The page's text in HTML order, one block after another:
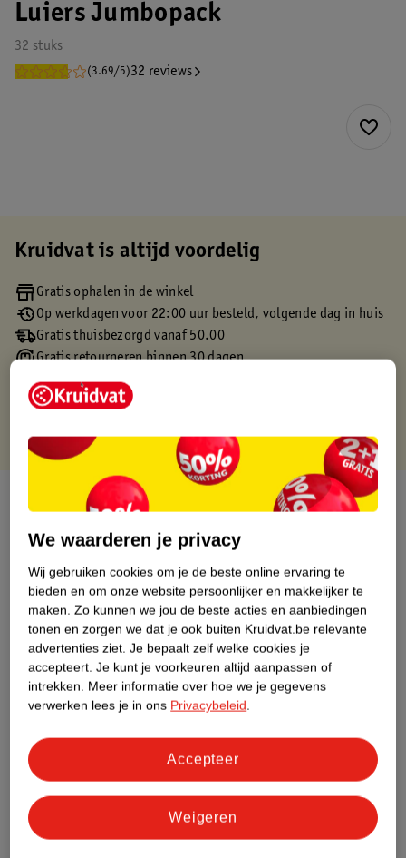
Luiers Jumbopack
32 stuks
(3.69/5)32 reviews
Kruidvat is altijd voordelig
Gratis ophalen in de winkel
Op werkdagen voor 22:00 uur besteld, volgende dag in huis
Gratis thuisbezorgd vanaf 50.00
Gratis retourneren binnen 30 dagen
Gratis punten met je Kruidvat kaart
Over dit product
Productinformatie
Etiketinformatie
Nature Impact Score
Dit product heeft (nog) geen Nature
Impact Score.
Meer informatie
Bestel & Bezorginformatie
We waarderen je privacy
Wij gebruiken cookies om je de beste online ervaring te
bieden en om onze website persoonlijker en makkelijker te
maken. Zo kunnen we jou de beste acties en aanbiedingen
tonen en zorgen we dat je ook buiten Kruidvat.be relevante
advertenties ziet. Je bepaalt zelf welke cookies je
accepteert. Je kunt je voorkeuren altijd aanpassen of
intrekken. Meer informatie over hoe we je gegevens
verwerken lees je in ons Privacybeleid.
Weigeren
Accepteer